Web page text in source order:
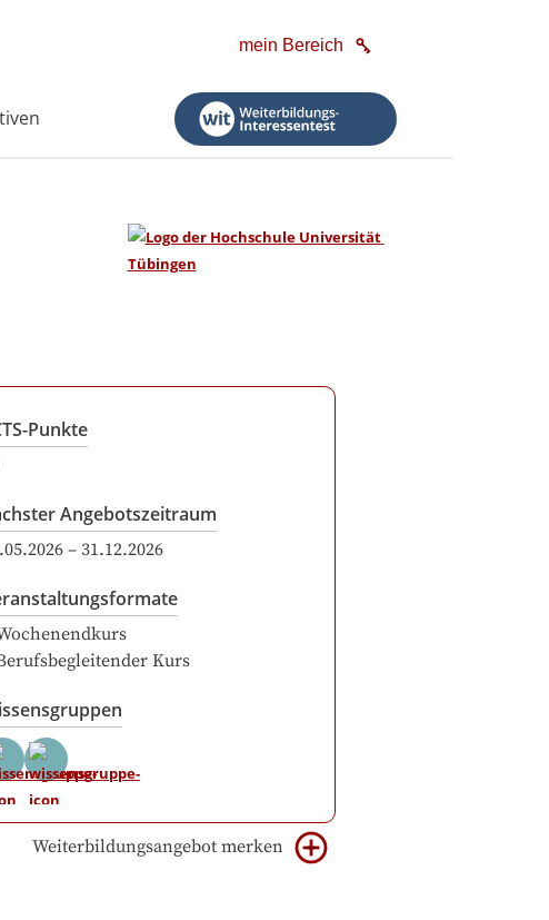
mein Bereich
Punkte
Angebotszeitraum
– 31.12.2026
Kurs
Weiterbildungsangebot merken